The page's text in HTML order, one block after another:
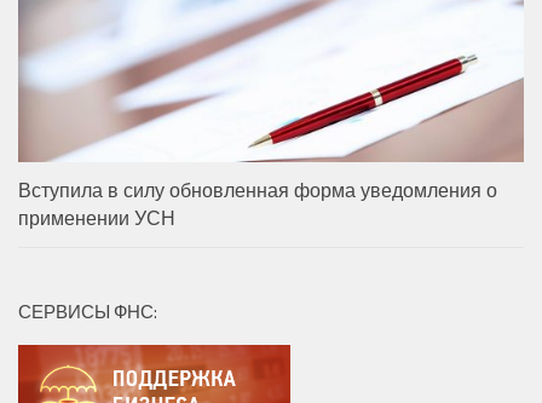
Вступила в силу обновленная форма уведомления о
применении УСН
СЕРВИСЫ ФНС: